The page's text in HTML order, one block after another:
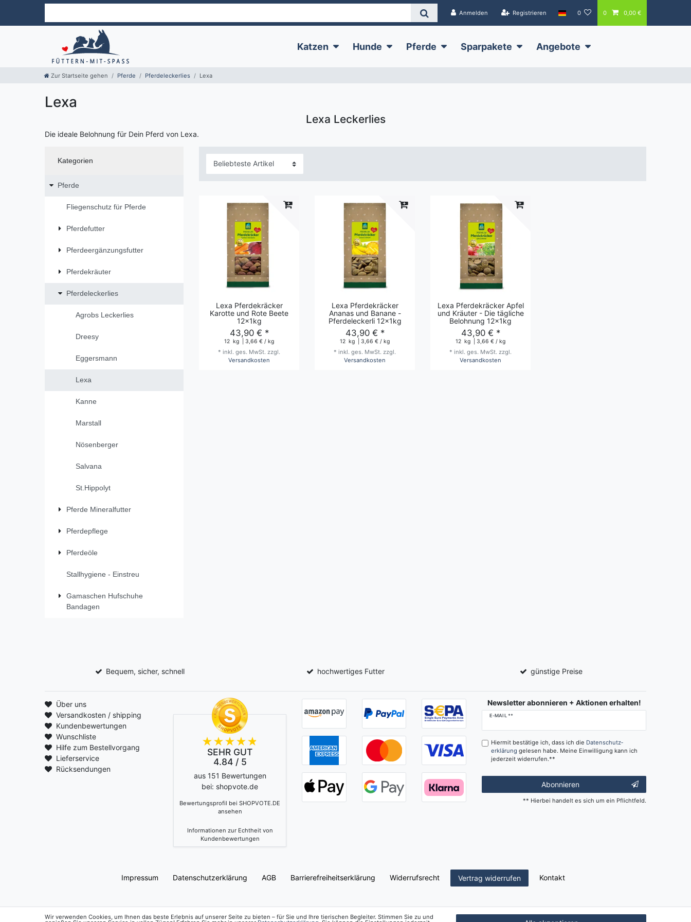
Anmelden Registrieren 0 0 0,00 €
Katzen Hunde Pferde Sparpakete Angebote
Zur Startseite gehen Pferde Pferdeleckerlies Lexa
Lexa
Lexa Leckerlies
Die ideale Belohnung für Dein Pferd von Lexa.
Kategorien
Pferde
Fliegenschutz für Pferde
Pferdefutter
Pferdeergänzungsfutter
Pferdekräuter
Pferdeleckerlies
Agrobs Leckerlies
Dreesy
Eggersmann
Lexa
Kanne
Marstall
Nösenberger
Salvana
St.Hippolyt
Pferde Mineralfutter
Pferdepflege
Pferdeöle
Stallhygiene - Einstreu
Gamaschen Hufschuhe
Bandagen
Lexa Pferdekräcker
Karotte und Rote Beete
12x1kg
43,90 € *
12 kg | 3,66 € / kg
* inkl. ges. MwSt. zzgl.
Versandkosten
Lexa Pferdekräcker
Ananas und Banane -
Pferdeleckerli 12x1kg
43,90 € *
12 kg | 3,66 € / kg
* inkl. ges. MwSt. zzgl.
Versandkosten
Lexa Pferdekräcker Apfel
und Kräuter - Die tägliche
Belohnung 12x1kg
43,90 € *
12 kg | 3,66 € / kg
* inkl. ges. MwSt. zzgl.
Versandkosten
Bequem, sicher, schnell hochwertiges Futter günstige Preise
Über uns
Versandkosten / shipping
Kundenbewertungen
Wunschliste
Hilfe zum Bestellvorgang
Lieferservice
Rücksendungen
SEHR GUT
4.84 / 5
aus 151 Bewertungen
bei: shopvote.de
Bewertungsprofil bei SHOPVOTE.DE
ansehen
Informationen zur Echtheit von
Kundenbewertungen
Newsletter abonnieren + Aktionen erhalten!
E-MAIL **
Newsletter
Hiermit bestätige ich, dass ich die Daten­schutz­
erklärung gelesen habe. Meine Einwilligung kann ich
jederzeit widerrufen.**
Abonnieren
** Hierbei handelt es sich um ein Pflichtfeld.
Impressum Daten­schutz­erklärung AGB Barrierefreiheitserklärung Widerrufs­recht Vertrag widerrufen Kontakt
Wir verwenden Cookies, um Ihnen das beste Erlebnis auf unserer Seite zu bieten – für Sie und Ihre tierischen Begleiter. Stimmen Sie zu und